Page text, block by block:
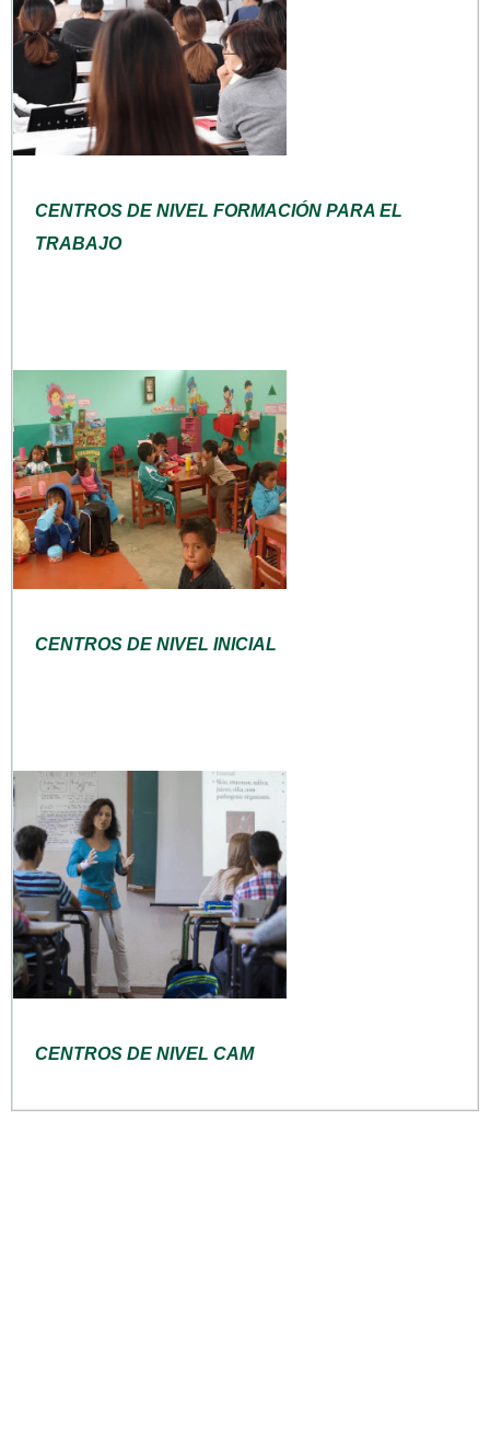
CENTROS DE NIVEL FORMACIÓN PARA EL
TRABAJO
CENTROS DE NIVEL INICIAL
CENTROS DE NIVEL CAM